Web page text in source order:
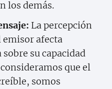
los demás.
La percepción
emisor afecta
su capacidad
que el
somos